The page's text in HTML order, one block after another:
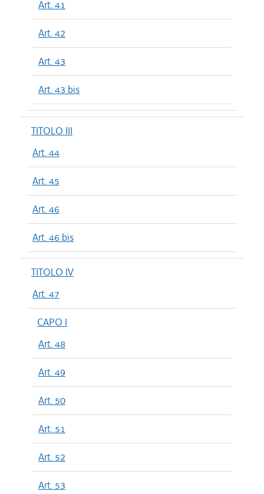
Art. 41
Art. 42
Art. 43
Art. 43 bis
TITOLO III
Art. 44
Art. 45
Art. 46
Art. 46 bis
TITOLO IV
Art. 47
CAPO I
Art. 48
Art. 49
Art. 50
Art. 51
Art. 52
Art. 53